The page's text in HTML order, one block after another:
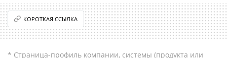
КОРОТКАЯ ССЫЛКА
* Страница-профиль компании, системы (продукта или